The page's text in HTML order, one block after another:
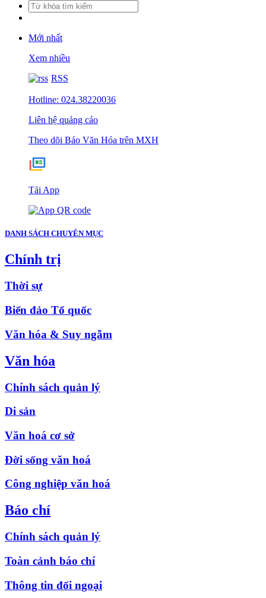
Mới nhất
Xem nhiều
RSS
Hotline: 024.38220036
Liên hệ quảng cáo
Theo dõi Báo Văn Hóa trên MXH
Tải App
DANH SÁCH CHUYÊN MỤC
Chính trị
Thời sự
Biển đảo Tổ quốc
Văn hóa & Suy ngẫm
Văn hóa
Chính sách quản lý
Di sản
Văn hoá cơ sở
Đời sống văn hoá
Công nghiệp văn hoá
Báo chí
Chính sách quản lý
Toàn cảnh báo chí
Thông tin đối ngoại